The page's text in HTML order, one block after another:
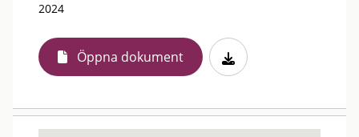
2024
Öppna dokument